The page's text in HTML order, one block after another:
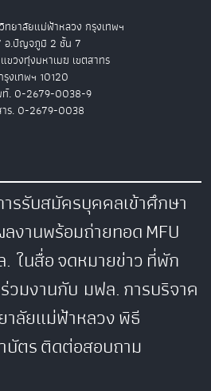
ทยาลัยแม่ฟ้าหลวง กรุงเทพฯ
อ.ปัญจภูมิ 2 ชั้น 7
ขวงทุ่งมหาเมฆ เขตสาทร
รุงเทพฯ 10120
ท์. 0-2679-0038-9
าร. 0-2679-0038
รรับสมัครบุคคลเข้าศึกษา
งานพร้อมถ่ายทอดMFU
ในสื่อจดหมายข่าวที่พัก
ร่วมงานกับ มฟล.การบริจาค
ลัยแม่ฟ้าหลวงพิธี
บัตรติดต่อสอบถาม